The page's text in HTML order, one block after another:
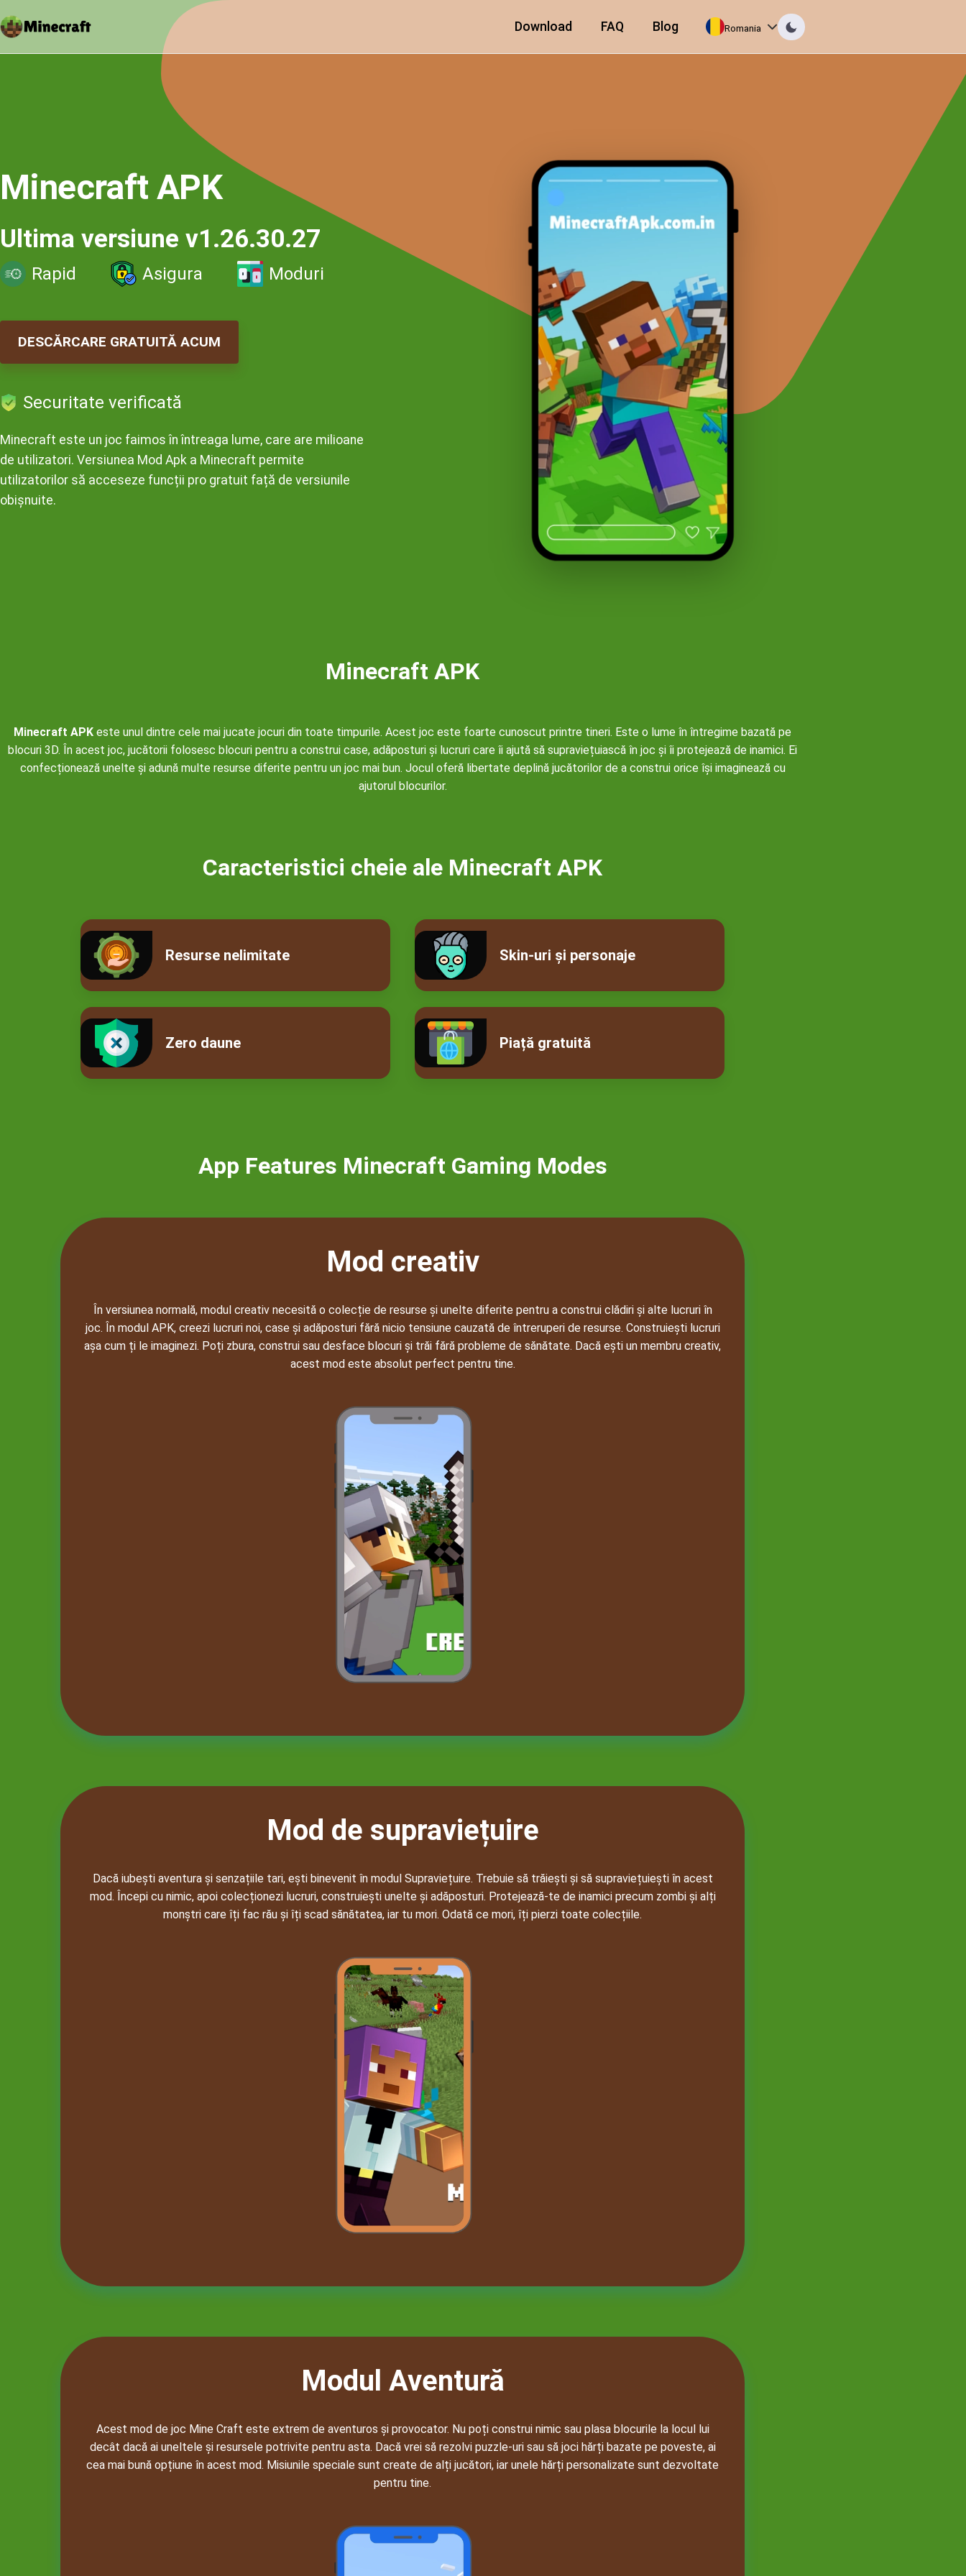
Download FAQ Blog Romania
Minecraft APK
Ultima versiune v1.26.30.27
Rapid Asigura Moduri
DESCĂRCARE GRATUITĂ ACUM
Securitate verificată
Minecraft este un joc faimos în întreaga lume, care are milioane
de utilizatori. Versiunea Mod Apk a Minecraft permite
utilizatorilor să acceseze funcții pro gratuit față de versiunile
obișnuite.
Minecraft APK
Minecraft APK este unul dintre cele mai jucate jocuri din toate timpurile. Acest joc este foarte cunoscut printre tineri. Este o lume în întregime bazată pe
blocuri 3D. În acest joc, jucătorii folosesc blocuri pentru a construi case, adăposturi și lucruri care îi ajută să supraviețuiască în joc și îi protejează de inamici. Ei
confecționează unelte și adună multe resurse diferite pentru un joc mai bun. Jocul oferă libertate deplină jucătorilor de a construi orice își imaginează cu
ajutorul blocurilor.
Caracteristici cheie ale Minecraft APK
Resurse nelimitate Skin-uri și personaje
Zero daune Piață gratuită
App Features Minecraft Gaming Modes
Mod creativ
În versiunea normală, modul creativ necesită o colecție de resurse și unelte diferite pentru a construi clădiri și alte lucruri în
joc. În modul APK, creezi lucruri noi, case și adăposturi fără nicio tensiune cauzată de întreruperi de resurse. Construiești lucruri
așa cum ți le imaginezi. Poți zbura, construi sau desface blocuri și trăi fără probleme de sănătate. Dacă ești un membru creativ,
acest mod este absolut perfect pentru tine.
Mod de supraviețuire
Dacă iubești aventura și senzațiile tari, ești binevenit în modul Supraviețuire. Trebuie să trăiești și să supraviețuiești în acest
mod. Începi cu nimic, apoi colecționezi lucruri, construiești unelte și adăposturi. Protejează-te de inamici precum zombi și alți
monștri care îți fac rău și îți scad sănătatea, iar tu mori. Odată ce mori, îți pierzi toate colecțiile.
Modul Aventură
Acest mod de joc Mine Craft este extrem de aventuros și provocator. Nu poți construi nimic sau plasa blocurile la locul lui
decât dacă ai uneltele și resursele potrivite pentru asta. Dacă vrei să rezolvi puzzle-uri sau să joci hărți bazate pe poveste, ai
cea mai bună opțiune în acest mod. Misiunile speciale sunt create de alți jucători, iar unele hărți personalizate sunt dezvoltate
pentru tine.